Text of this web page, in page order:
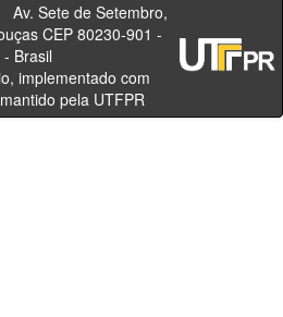
de Setembro,
CEP 80230-901 -
- PR - Brasil
implementado com
pela UTFPR